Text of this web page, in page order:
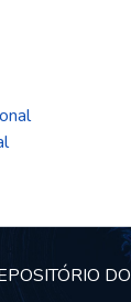
DO